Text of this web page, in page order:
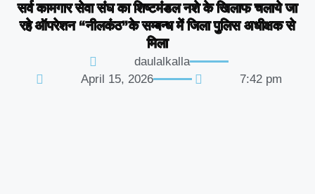
सर्व कामगार सेवा संघ का शिष्टमंडल नशे के खिलाफ चलाये जा
रहे ऑपरेशन “नीलकंठ”के सम्बन्ध में जिला पुलिस अधीक्षक से
मिला
daulalkalla
April 15, 2026
7:42 pm